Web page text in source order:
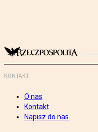
KONTAKT
O nas
Kontakt
Napisz do nas